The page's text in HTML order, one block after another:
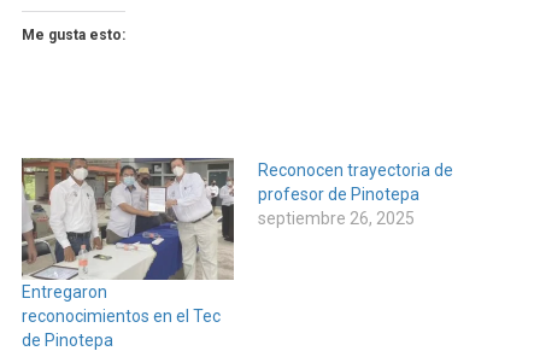
Me gusta esto:
Entregaron
reconocimientos en el Tec
de Pinotepa
Reconocen trayectoria de
profesor de Pinotepa
septiembre 26, 2025